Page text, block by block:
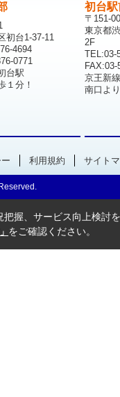
初台1-37-11
4694
0771
台駅
１分！
初台
〒151-
東京都
2F
TEL:03-
FAX:03-
京王新
南口よ
利用規約 サイト
握、サービス向上検討
をご確認ください。